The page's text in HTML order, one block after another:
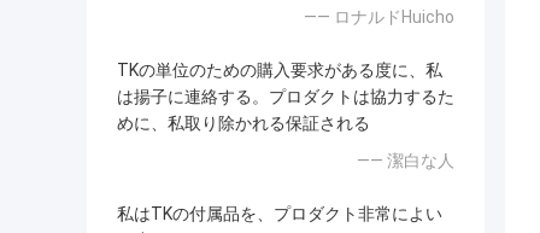
—— ロナルドHuicho
TKの単位のための購入要求がある度に、私
は揚子に連絡する。プロダクトは協力するた
めに、私取り除かれる保証される
—— 潔白な人
私はTKの付属品を、プロダクト非常によい